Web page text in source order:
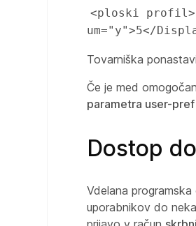
<ploski profil>
um="y">5</
Tovarniška
Če je med
parametra user-pref
Dostop
Vdelana
uporabnikov do